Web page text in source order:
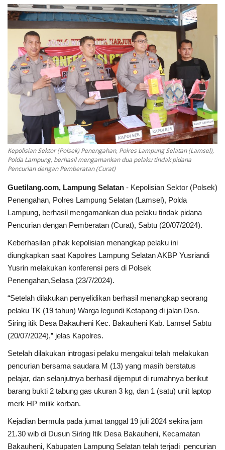
Keamanan
Kejahatan
Cybers Event
UMKM & Ekonomi Kreatif
Pekerja Migran Indonesia
Ekonomi
Pendidikan
Informasi Journalism
Olahraga
Kesehatan
Perempuan/Anak
Kepolisian Sektor (Polsek) Penengahan, Polres Lampung Selatan (Lamsel),
Polda Lampung, berhasil mengamankan dua pelaku tindak pidana
Pencurian dengan Pemberatan (Curat)
Guetilang.com, Lampung Selatan - Kepolisian Sektor (Polsek)
Penengahan, Polres Lampung Selatan (Lamsel), Polda
Lampung, berhasil mengamankan dua pelaku tindak pidana
Pencurian dengan Pemberatan (Curat), Sabtu (20/07/2024).
Keberhasilan pihak kepolisian menangkap pelaku ini
diungkapkan saat Kapolres Lampung Selatan AKBP Yusriandi
Yusrin melakukan konferensi pers di Polsek
Penengahan,Selasa (23/7/2024).
“Setelah dilakukan penyelidikan berhasil menangkap seorang
pelaku TK (19 tahun) Warga legundi Ketapang di jalan Dsn.
Siring itik Desa Bakauheni Kec. Bakauheni Kab. Lamsel Sabtu
(20/07/2024),” jelas Kapolres.
Setelah dilakukan introgasi pelaku mengakui telah melakukan
pencurian bersama saudara M (13) yang masih berstatus
pelajar, dan selanjutnya berhasil dijemput di rumahnya berikut
barang bukti 2 tabung gas ukuran 3 kg, dan 1 (satu) unit laptop
merk HP milik korban.
Kejadian bermula pada jumat tanggal 19 juli 2024 sekira jam
21.30 wib di Dusun Siring Itik Desa Bakauheni, Kecamatan
Bakauheni, Kabupaten Lampung Selatan telah terjadi pencurian